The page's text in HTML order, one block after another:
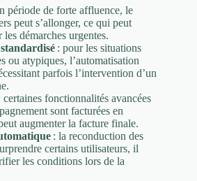
période de forte affluence, le
peut s’allonger, ce qui peut
les démarches urgentes.
: pour les situations
ou atypiques, l’automatisation
parfois l’intervention d’un
certaines fonctionnalités avancées
sont facturées en
augmenter la facture finale.
: la reconduction des
certains utilisateurs, il
les conditions lors de la